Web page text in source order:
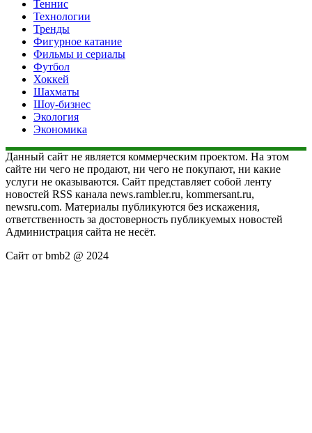
Теннис
Технологии
Тренды
Фигурное катание
Фильмы и сериалы
Футбол
Хоккей
Шахматы
Шоу-бизнес
Экология
Экономика
Данный сайт не является коммерческим проектом. На этом
сайте ни чего не продают, ни чего не покупают, ни какие
услуги не оказываются. Сайт представляет собой ленту
новостей RSS канала news.rambler.ru, kommersant.ru,
newsru.com. Материалы публикуются без искажения,
ответственность за достоверность публикуемых новостей
Администрация сайта не несёт.
Сайт от bmb2 @ 2024